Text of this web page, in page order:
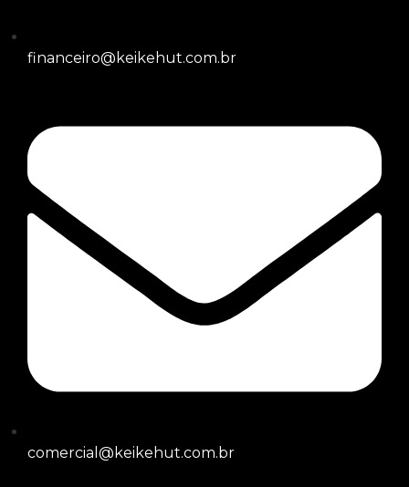
financeiro@keikehut.com.br
comercial@keikehut.com.br